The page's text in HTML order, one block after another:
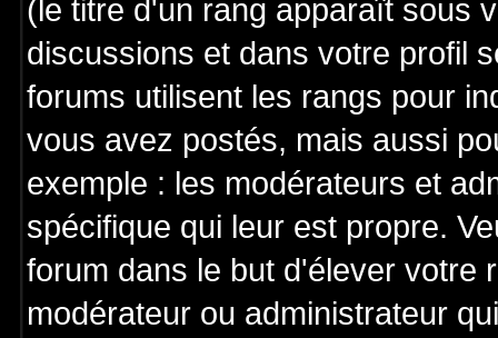
(le titre d'un rang apparaît sous
discussions et dans votre profil
forums utilisent les rangs pour
vous avez postés, mais aussi
exemple : les modérateurs et
spécifique qui leur est propre.
forum dans le but d'élever votre
modérateur ou administrateur